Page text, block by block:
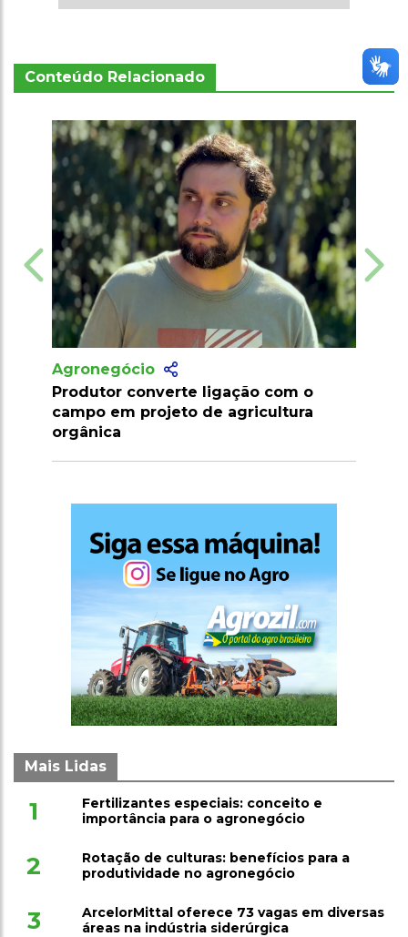
Conteúdo Relacionado
com o
Agronegócio
Marrocos suspende tarifas de
importação de carnes e ovinos até
Mais Lidas
1
Fertilizantes especiais: conceito e
importância para o agronegócio
2
Rotação de culturas: benefícios para a
produtividade no agronegócio
3
ArcelorMittal oferece 73 vagas em diversas
áreas na indústria siderúrgica